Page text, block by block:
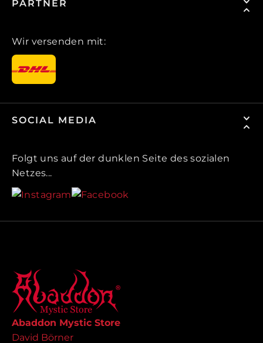
PARTNER
Wir versenden mit:
SOCIAL MEDIA
Folgt uns auf der dunklen Seite des sozialen
Netzes...
Abaddon Mystic Store
David Börner